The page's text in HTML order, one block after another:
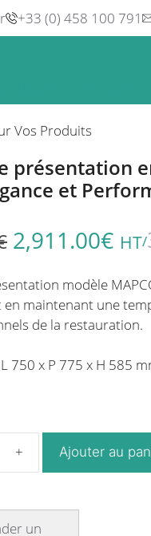
+33 (0) 458 100 791
Vos Produits
présentation
et
2,911.00€ HT/
modèle
maintenant une
de la restauration.
750 x P 775 x H 585
Ajouter au